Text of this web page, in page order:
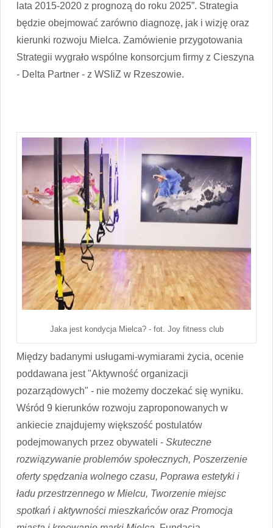
lata 2015-2020 z prognozą do roku 2025”. Strategia
będzie obejmować zarówno diagnozę, jak i wizję oraz
kierunki rozwoju Mielca. Zamówienie przygotowania
Strategii wygrało wspólne konsorcjum firmy z Cieszyna
- Delta Partner - z WSIiZ w Rzeszowie.
Jaka jest kondycja Mielca? - fot. Joy fitness club
Między badanymi usługami-wymiarami życia, ocenie
poddawana jest "Aktywność organizacji
pozarządowych" - nie możemy doczekać się wyniku.
Wśród 9 kierunków rozwoju zaproponowanych w
ankiecie znajdujemy większość postulatów
podejmowanych przez obywateli - Skuteczne
rozwiązywanie problemów społecznych, Poszerzenie
oferty spędzania wolnego czasu, Poprawa estetyki i
ładu przestrzennego w Mielcu, Tworzenie miejsc
spotkań i aktywności mieszkańców oraz Promocja